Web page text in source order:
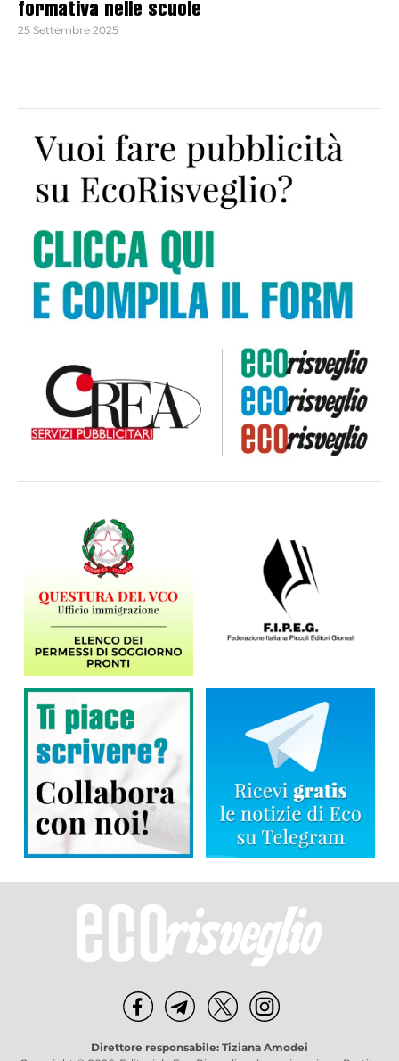
formativa nelle scuole
25 Settembre 2025
Direttore responsabile: Tiziana Amodei